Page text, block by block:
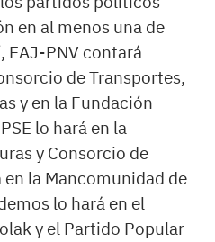
en al menos una de
EAJ-PNV contará
de Transportes,
y en la Fundación
lo hará en la
y Consorcio de
en la Mancomunidad de
lo hará en el
y el Partido Popular